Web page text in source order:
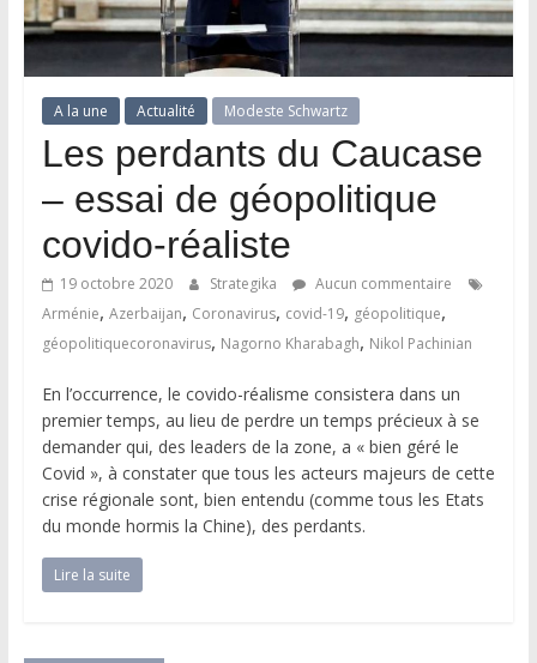
A la une Actualité Modeste Schwartz
Les perdants du Caucase
– essai de géopolitique
covido-réaliste
19 octobre 2020 Strategika
Aucun commentaire
Arménie, Azerbaijan, Coronavirus, covid-19, géopolitique,
géopolitiquecoronavirus, Nagorno Kharabagh, Nikol Pachinian
En l’occurrence, le covido-réalisme consistera dans un
premier temps, au lieu de perdre un temps précieux à se
demander qui, des leaders de la zone, a « bien géré le
Covid », à constater que tous les acteurs majeurs de cette
crise régionale sont, bien entendu (comme tous les Etats
du monde hormis la Chine), des perdants.
Lire la suite